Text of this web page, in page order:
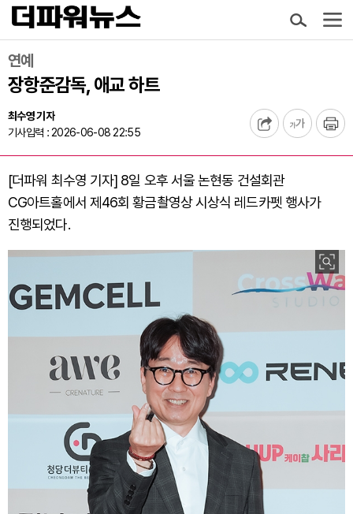
연예
장항준감독, 애교 하트
최수영 기자
기사입력 : 2026-06-08 22:55
[더파워 최수영 기자] 8일 오후 서울 논현동 건설회관
CG아트홀에서 제46회 황금촬영상 시상식 레드카펫 행사가
진행되었다.